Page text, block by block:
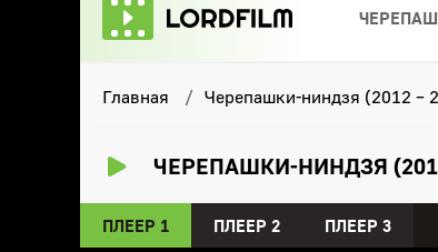
Главная Черепашки-ниндзя (2012 –
ЧЕРЕПАШКИ-НИНДЗЯ
ПЛЕЕР 1 ПЛЕЕР 2 ПЛЕЕР 3